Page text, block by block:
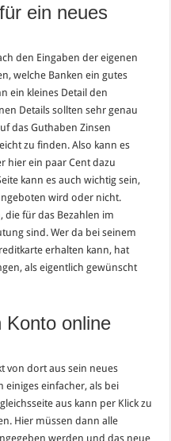
ein neues
den Eingaben der eigenen
welche Banken ein gutes
ein kleines Detail den
Details sollten sehr genau
das Guthaben Zinsen
zu finden. Also kann es
hier ein paar Cent dazu
kann es auch wichtig sein,
wird oder nicht.
die für das Bezahlen im
sind. Wer da bei seinem
erhalten kann, hat
als eigentlich gewünscht
Konto online
von dort aus sein neues
einiges einfacher, als bei
aus kann per Klick zu
Hier müssen dann alle
werden und das neue